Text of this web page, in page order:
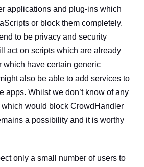
applications and plug-ins which
or block them completely.
to be privacy and security
act on scripts which are already
which have certain generic
also be able to add services to
apps. Whilst we don’t know of any
would block CrowdHandler
a possibility and it is worthy
only a small number of users to